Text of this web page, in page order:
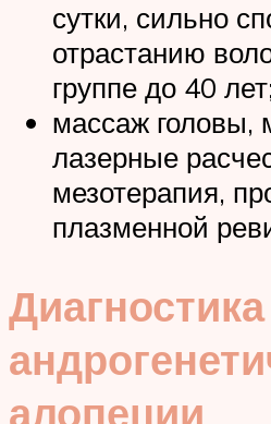
сутки, сильно
отрастанию
группе до 40
массаж головы,
лазерные
мезотерапия,
плазменной
Диагностика
алопеции